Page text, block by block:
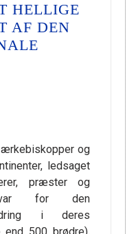
HELLIGE
AF DEN
ærkebiskopper og
ledsaget
præster og
for den
i deres